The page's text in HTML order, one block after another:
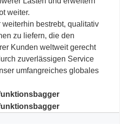
weiter.
bestrebt, qualitativ
zu liefern, die den
Kunden weltweit gerecht
zuverlässigen Service
umfangreiches globales